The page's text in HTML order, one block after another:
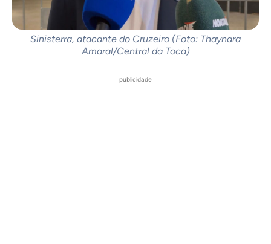
Sinisterra, atacante do Cruzeiro (Foto: Thaynara
Amaral/Central da Toca)
publicidade